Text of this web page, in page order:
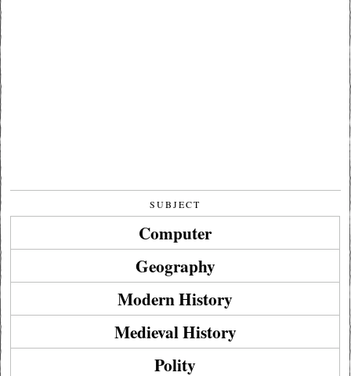
SUBJECT
Computer
Geography
Modern History
Medieval History
Polity